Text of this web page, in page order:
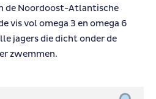
de Noordoost-Atlantische
vis vol omega 3 en omega 6
jagers die dicht onder de
zwemmen.